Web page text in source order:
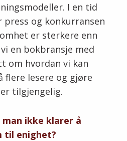
I en tid
press og konkurransen
er sterkere enn
en bokbransje med
om hvordan vi kan
flere lesere og gjøre
tilgjengelig.
ikke klarer å
til enighet?